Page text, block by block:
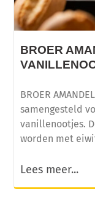
BROER
BROER
samengesteld
vanillenootjes.
worden met
Lees meer...